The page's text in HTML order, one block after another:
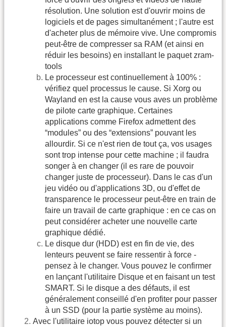
résolution. Une solution est d'ouvrir moins de
logiciels et de pages simultanément ; l'autre est
d'acheter plus de mémoire vive. Une compromis
peut-être de compresser sa RAM (et ainsi en
réduir les besoins) en installant le paquet zram-
tools
Le processeur est continuellement à 100% :
vérifiez quel processus le cause. Si Xorg ou
Wayland en est la cause vous aves un problème
de pilote carte graphique. Certaines
applications comme Firefox admettent des
“modules” ou des “extensions” pouvant les
allourdir. Si ce n'est rien de tout ça, vos usages
sont trop intense pour cette machine ; il faudra
songer à en changer (il es rare de pouvoir
changer juste de processeur). Dans le cas d'un
jeu vidéo ou d'applications 3D, ou d'effet de
transparence le processeur peut-être en train de
faire un travail de carte graphique : en ce cas on
peut considérer acheter une nouvelle carte
graphique dédié.
Le disque dur (HDD) est en fin de vie, des
lenteurs peuvent se faire ressentir à force -
pensez à le changer. Vous pouvez le confirmer
en lançant l'utilitaire Disque et en faisant un test
SMART. Si le disque a des défauts, il est
généralement conseillé d'en profiter pour passer
à un SSD (pour la partie système au moins).
Avec l'utilitaire iotop vous pouvez détecter si un